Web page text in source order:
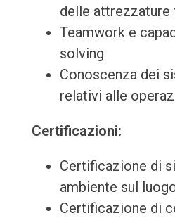
delle attrezzature
Teamwork e
solving
Conoscenza dei
relativi alle
Certificazioni:
Certificazione di
ambiente sul
Certificazione di